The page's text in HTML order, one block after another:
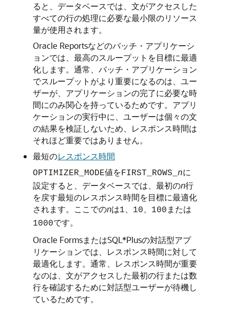
ると、データベースでは、文がアクセスした
すべての行の処理に必要な最小限のリソース
量が使用されます。
Oracle Reportsなどのバッチ・アプリケーシ
ョンでは、最高のスループットを目標に最適
化します。通常、バッチ・アプリケーション
でスループットがより重要になるのは、ユー
ザーが、アプリケーションの完了に必要な時
間にのみ関心を持っているためです。アプリ
ケーションの実行中に、ユーザーは個々の文
の結果を検証しないため、レスポンス時間は
それほど重要ではありません。
最短のレスポンス時間
OPTIMIZER_MODE値をFIRST_ROWS_ nに
設定すると、データベースでは、最初のn行
を戻す最短のレスポンス時間を目標に最適化
されます。ここでのnは1 10 100 または
1000です。
Oracle FormsまたはSQL*Plusの対話型アプ
リケーションでは、レスポンス時間に対して
最適化します。通常、レスポンス時間が重要
なのは、文がアクセスした最初の行または数
行を確認するために対話型ユーザーが待機し
ているためです。